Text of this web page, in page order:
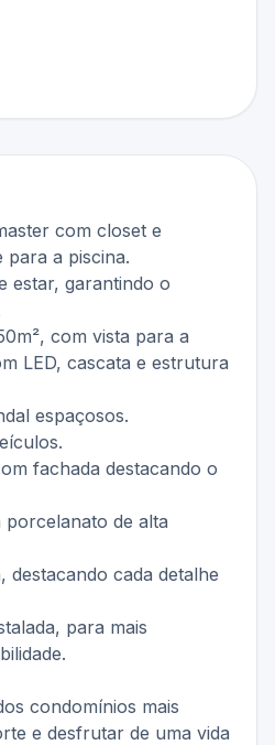
com closet e
a piscina.
estar, garantindo o
com vista para a
LED, cascata e estrutura
espaçosos.
fachada destacando o
porcelanato de alta
destacando cada detalhe
para mais
condomínios mais
e desfrutar de uma vida